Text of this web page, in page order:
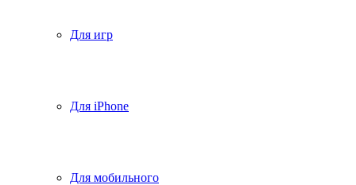
Для игр
Для iPhone
Для мобильного